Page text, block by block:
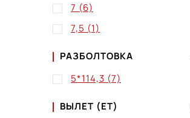
7 (6)
7,5 (1)
РАЗБОЛТОВКА
5*114,3 (7)
ВЫЛЕТ (ET)